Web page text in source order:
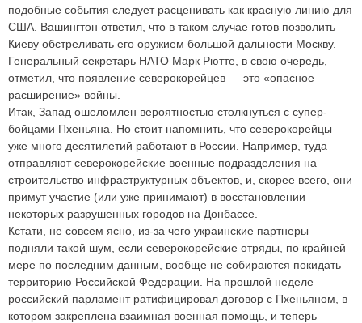
подобные события следует расценивать как красную линию для
США. Вашингтон ответил, что в таком случае готов позволить
Киеву обстреливать его оружием большой дальности Москву.
Генеральный секретарь НАТО Марк Рютте, в свою очередь,
отметил, что появление северокорейцев — это «опасное
расширение» войны.
Итак, Запад ошеломлен вероятностью столкнуться с супер-
бойцами Пхеньяна. Но стоит напомнить, что северокорейцы
уже много десятилетий работают в России. Например, туда
отправляют северокорейские военные подразделения на
строительство инфраструктурных объектов, и, скорее всего, они
примут участие (или уже принимают) в восстановлении
некоторых разрушенных городов на Донбассе.
Кстати, не совсем ясно, из-за чего украинские партнеры
подняли такой шум, если северокорейские отряды, по крайней
мере по последним данным, вообще не собираются покидать
территорию Российской Федерации. На прошлой неделе
российский парламент ратифицировал договор с Пхеньяном, в
котором закреплена взаимная военная помощь, и теперь